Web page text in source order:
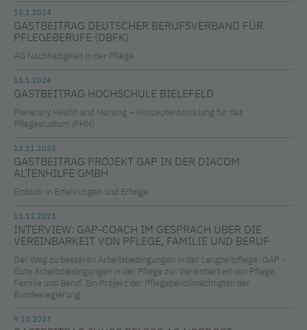
15.1.2024
GASTBEITRAG DEUTSCHER BERUFSVERBAND FÜR
PFLEGEBERUFE (DBFK)
AG Nachhaltigkeit in der Pflege
15.1.2024
GASTBEITRAG HOCHSCHULE BIELEFELD
Planetary Health and Nursing – Konzeptentwicklung für das
Pflegestudium (PHN)
13.11.2023
GASTBEITRAG PROJEKT GAP IN DER DIACOM
ALTENHILFE GMBH
Einblick in Erfahrungen und Erfolge
13.11.2023
INTERVIEW: GAP-COACH IM GESPRÄCH ÜBER DIE
VEREINBARKEIT VON PFLEGE, FAMILIE UND BERUF
Der Weg zu besseren Arbeitsbedingungen in der Langzeitpflege: GAP -
Gute Arbeitsbedingungen in der Pflege zur Vereinbarkeit von Pflege,
Familie und Beruf. Ein Projekt der Pflegebevollmächtigten der
Bundesregierung
9.10.2023